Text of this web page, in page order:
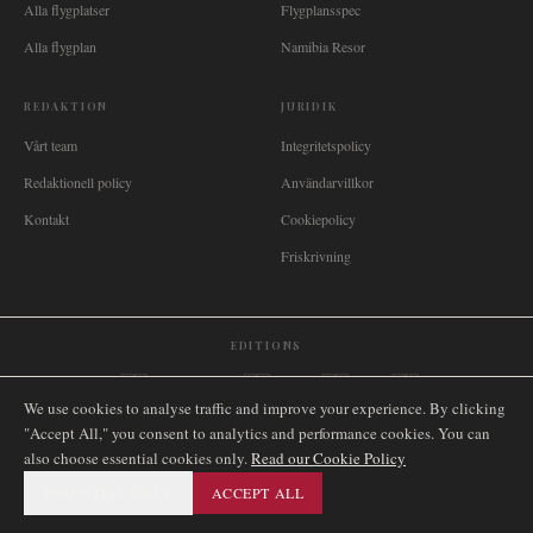
Alla flygplatser
Alla flygplan
Flygplansspec
Namibia Resor
REDAKTION
Vårt team
Redaktionell policy
Kontakt
JURIDIK
Integritetspolicy
Användarvillkor
Cookiepolicy
Friskrivning
EDITIONS
🌐 International🇬🇧 United Kingdom🇦🇺 Australia🇨🇦 Canada🇳🇿 New Zealand
🇿🇦 South Africa🇸🇬 Singapore 🇩🇪 Deutschland🇳🇱 Nederland🇫🇷 France
🇮🇹 Italia🇪🇸 España 🇧🇷 Brasil🇸🇪 Sverige🇳🇴 Norge🇩🇰 Danmark
AIRNAMIBIA MEDIA.ALLA RÄTTIGHETER
We use cookies to analyse traffic and improve your experience. By clicking
"Accept All," you consent to analytics and performance cookies. You can
also choose essential cookies only.Read our Cookie Policy
ACCEPT ALL